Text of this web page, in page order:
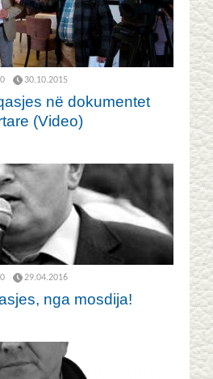
0 30.10.2015
në dokumentet
(Video)
0 29.04.2016
nga mosdija!